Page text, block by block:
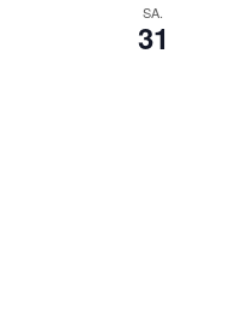
SA.
31